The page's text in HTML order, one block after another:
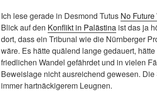
Ich lese gerade in Desmond Tutus No
Blick auf den Konflikt in Palästina ist das ja
dort, dass ein Tribunal wie die Nürnberger
wäre. Es hätte quälend lange gedauert,
friedlichen Wandel gefährdet und in vielen
Beweislage nicht ausreichend gewesen.
immer hartnäckigerem Leugnen.